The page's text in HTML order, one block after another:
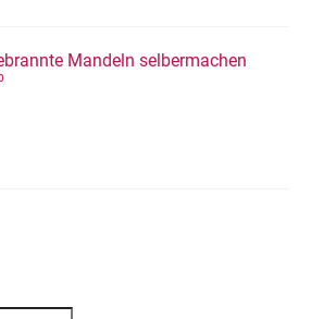
Mandeln selbermachen